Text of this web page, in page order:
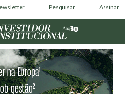
Pesquisar Assinar